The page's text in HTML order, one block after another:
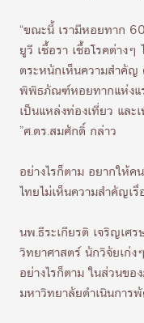
“ขณะนี้ เรามีหอยทาก
ยูวี เชื้อรา เชื้อโรคต่าง
ตระหนักเห็นความสำคัญ
พิพิธภัณฑ์หอยทากแห่งแร
เป็นแหล่งท่องเที่ยว แล
”ศ.ดร.สมศักดิ์ กล่าว
อย่างไรก็ตาม อยากให้
ไทยไม่เห็นความสำคัญเ
นพ.ธีระเกียรติ เจริญเศ
วิทยาศาสตร์ นักวิจัยเก่
อย่างไรก็ตาม ในส่วนข
มหาวิทยาลัยดำเนินการ